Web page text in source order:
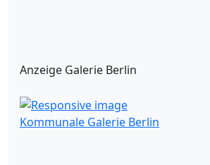
Anzeige Galerie Berlin
Kommunale Galerie Berlin